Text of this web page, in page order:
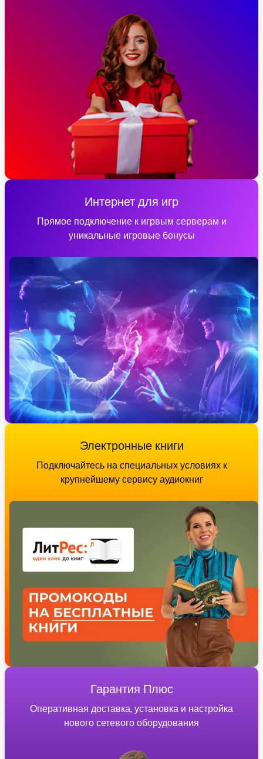
Интернет для игр
Прямое подключение к игрвым серверам и
уникальные игровые бонусы
Электронные книги
Подключайтесь на специальных условиях к
крупнейшему сервису аудиокниг
Гарантия Плюс
Оперативная доставка, установка и настройка
нового сетевого оборудования